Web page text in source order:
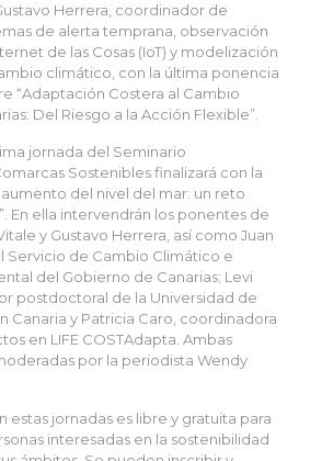
Herrera, coordinador de
de alerta temprana, observación
de las Cosas (IoT) y modelización
climático, con la última ponencia
“Adaptación Costera al Cambio
Del Riesgo a la Acción Flexible”.
jornada del Seminario
Sostenibles finalizará con la
del nivel del mar: un reto
En ella intervendrán los ponentes de
y Gustavo Herrera, así como Juan
Servicio de Cambio Climático e
del Gobierno de Canarias; Levi
postdoctoral de la Universidad de
Canaria y Patricia Caro, coordinadora
en LIFE COSTAdapta. Ambas
por la periodista Wendy
estas jornadas es libre y gratuita para
interesadas en la sostenibilidad